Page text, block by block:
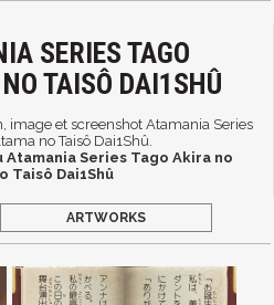
SERIES TAGO
TAISÔ DAI1SHÛ
image et screenshot Atamania Series
no Taisô Dai1Shû.
Series Tago Akira no
Taisô Dai1Shû
ARTWORKS